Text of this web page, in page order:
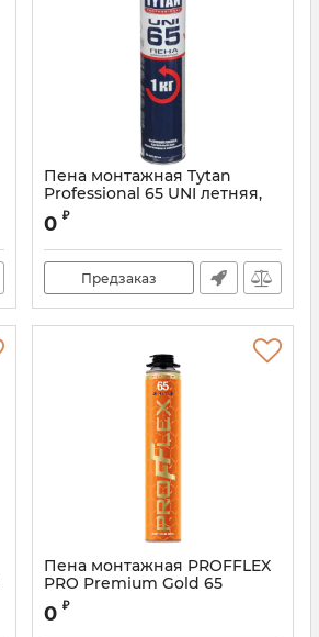
Пена монтажная Tytan
Professional 65 UNI летняя,
1000 г
0 ₽
Предзаказ
Пена монтажная PROFFLEX
PRO Premium Gold 65
зимняя
0 ₽